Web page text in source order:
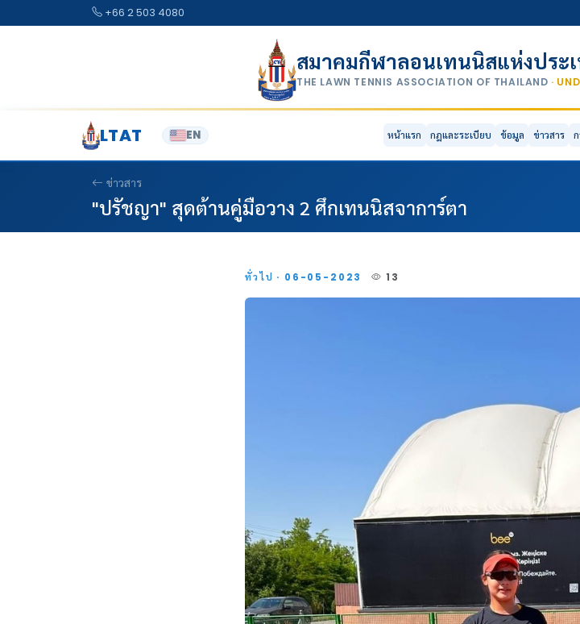
+66 2 503 4080
สมาคมกีฬาลอนเทนนิสแห่งประ
THE LAWN TENNIS ASSOCIATION OF THAILAND ·
LTAT EN หน้าแรก กฎและระเบียบ ข้อมูล ข่าวสาร
ข่าวสาร
"ปรัชญา" สุดต้านคู่มือวาง 2 ศึกเทนนิสจาการ์ตา
ทั่วไป · 06-05-2023 13